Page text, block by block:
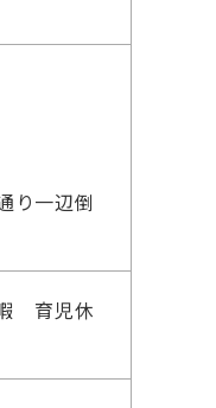
り一辺倒
育児休